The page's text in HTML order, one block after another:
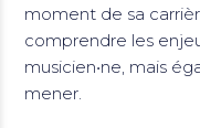
moment de sa
comprendre les
musicien•ne, mais
mener.